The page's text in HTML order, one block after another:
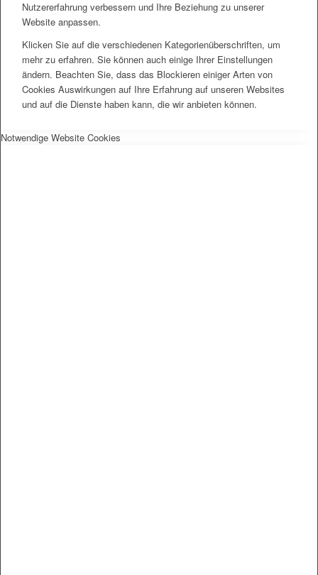
Nutzererfahrung verbessern und Ihre Beziehung zu unserer
Website anpassen.
Klicken Sie auf die verschiedenen Kategorienüberschriften, um
mehr zu erfahren. Sie können auch einige Ihrer Einstellungen
ändern. Beachten Sie, dass das Blockieren einiger Arten von
Cookies Auswirkungen auf Ihre Erfahrung auf unseren Websites
und auf die Dienste haben kann, die wir anbieten können.
Notwendige Website Cookies